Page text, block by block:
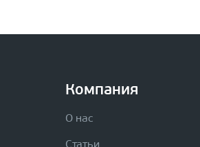
Компания
О нас